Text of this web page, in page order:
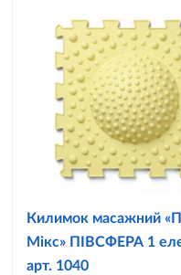
Килимок масажний
Мікс» ПІВСФЕРА 1
арт. 1040